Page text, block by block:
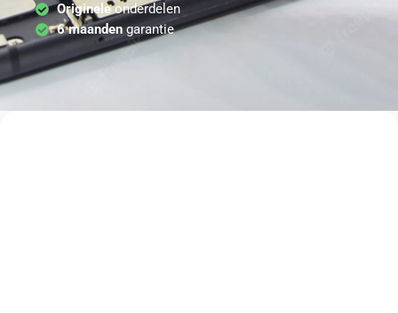
Origineleonderdelen
6 maandengarantie